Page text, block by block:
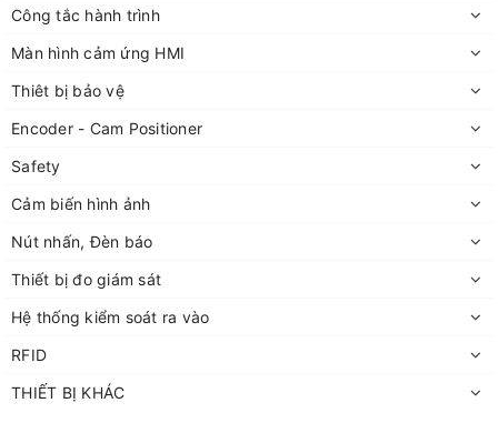
Công tắc hành trình
Màn hình cảm ứng HMI
Thiêt bị bảo vệ
Encoder - Cam Positioner
Safety
Cảm biến hình ảnh
Nút nhấn, Đèn báo
Thiết bị đo giám sát
Hệ thống kiểm soát ra vào
RFID
THIẾT BỊ KHÁC